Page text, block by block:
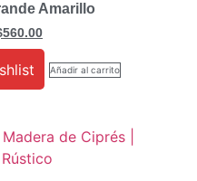
Amarillo
560.00
Añadir al carrito